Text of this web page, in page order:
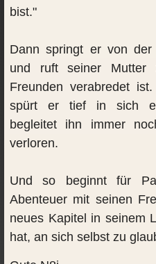
bist."
Dann springt er von
und ruft seiner
Freunden verabredet
spürt er tief in sich
begleitet ihn immer
verloren.
Und so beginnt für
Abenteuer mit seinen
neues Kapitel in seinem
hat, an sich selbst zu